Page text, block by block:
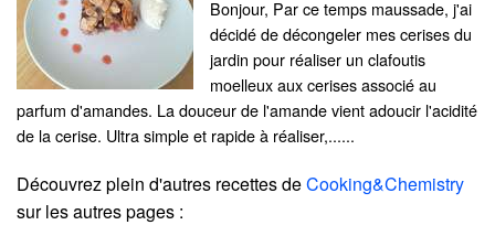
Bonjour, Par ce temps maussade, j'ai
décidé de décongeler mes cerises du
jardin pour réaliser un clafoutis
moelleux aux cerises associé au
parfum d'amandes. La douceur de l'amande vient adoucir l'acidité
de la cerise. Ultra simple et rapide à réaliser,......
Découvrez plein d'autres recettes deCooking&Chemistry
sur les autres pages :